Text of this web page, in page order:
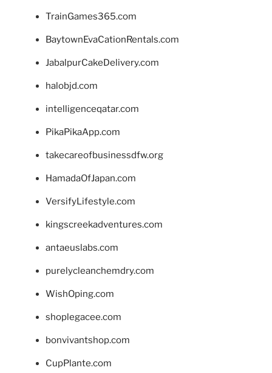
TrainGames365.com
BaytownEvaCationRentals.com
JabalpurCakeDelivery.com
halobjd.com
intelligenceqatar.com
PikaPikaApp.com
takecareofbusinessdfw.org
HamadaOfJapan.com
VersifyLifestyle.com
kingscreekadventures.com
antaeuslabs.com
purelycleanchemdry.com
WishOping.com
shoplegacee.com
bonvivantshop.com
CupPlante.com